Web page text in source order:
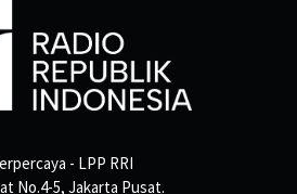
- LPP RRI
No.4-5, Jakarta Pusat.